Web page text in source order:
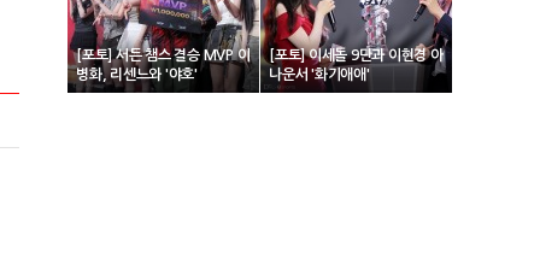
[포토] 서든 챔스 결승 MVP 이
병화, 리센느와 '야호'
[포토] 이세돌 9단과 이현경 아
나운서 '화기애애'